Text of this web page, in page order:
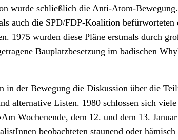
schließlich die Anti-Atom-
auch die SPD/FDP-Koalition
wurden diese Pläne erstmals durch
Bauplatzbesetzung im badischen
der Bewegung die Diskussion über die
alternative Listen. 1980 schlossen sich
Wochenende, dem 12. und dem 13.
beobachteten staunend oder